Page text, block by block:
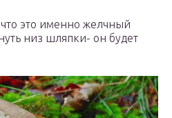
это именно желчный
низ шляпки- он будет